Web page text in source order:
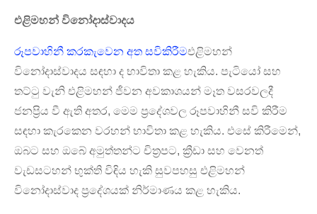
එළිමහන් විනෝදාස්වාදය
රූපවාහිනී කරකැවෙන අත සවිකිරීමඑළිමහන්
විනෝදාස්වාදය සඳහා ද භාවිතා කළ හැකිය. පැටියෝ සහ
තට්ටු වැනි එළිමහන් ජීවන අවකාශයන් මෑත වසරවලදී
ජනප්‍රිය වී ඇති අතර, මෙම ප්‍රදේශවල රූපවාහිනී සවි කිරීම
සඳහා කැරකෙන වරහන් භාවිතා කළ හැකිය. එසේ කිරීමෙන්,
ඔබට සහ ඔබේ අමුත්තන්ට චිත්‍රපට, ක්‍රීඩා සහ වෙනත්
වැඩසටහන් භුක්ති විඳිය හැකි සුවපහසු එළිමහන්
විනෝදාස්වාද ප්‍රදේශයක් නිර්මාණය කළ හැකිය.